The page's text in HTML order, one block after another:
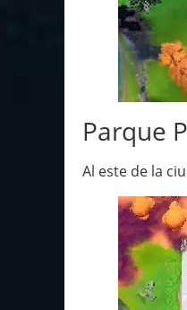
Parque
Al este de la